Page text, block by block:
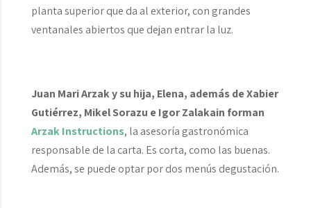
planta superior que da al exterior, con grandes
ventanales abiertos que dejan entrar la luz.
Juan Mari Arzak y su hija, Elena, además de Xabier
Gutiérrez, Mikel Sorazu e Igor Zalakain forman
Arzak Instructions, la asesoría gastronómica
responsable de la carta. Es corta, como las buenas.
Además, se puede optar por dos menús degustación.